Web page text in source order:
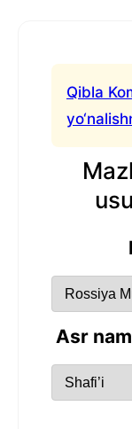
Qibla
Asr